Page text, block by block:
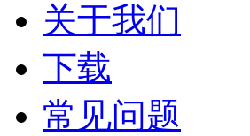
关于我们
下载
常见问题